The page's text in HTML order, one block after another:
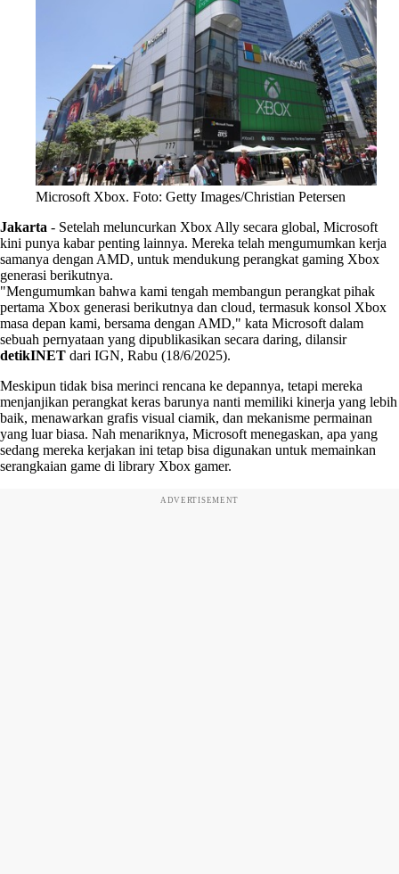
Microsoft Xbox. Foto: Getty Images/Christian Petersen
Jakarta - Setelah meluncurkan Xbox Ally secara global, Microsoft
kini punya kabar penting lainnya. Mereka telah mengumumkan kerja
samanya dengan AMD, untuk mendukung perangkat gaming Xbox
generasi berikutnya.
"Mengumumkan bahwa kami tengah membangun perangkat pihak
pertama Xbox generasi berikutnya dan cloud, termasuk konsol Xbox
masa depan kami, bersama dengan AMD," kata Microsoft dalam
sebuah pernyataan yang dipublikasikan secara daring, dilansir
detikINET dari IGN, Rabu (18/6/2025).
Meskipun tidak bisa merinci rencana ke depannya, tetapi mereka
menjanjikan perangkat keras barunya nanti memiliki kinerja yang lebih
baik, menawarkan grafis visual ciamik, dan mekanisme permainan
yang luar biasa. Nah menariknya, Microsoft menegaskan, apa yang
sedang mereka kerjakan ini tetap bisa digunakan untuk memainkan
serangkaian game di library Xbox gamer.
ADVERTISEMENT